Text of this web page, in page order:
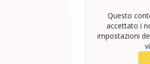
Questo
accettato i
impostazioni